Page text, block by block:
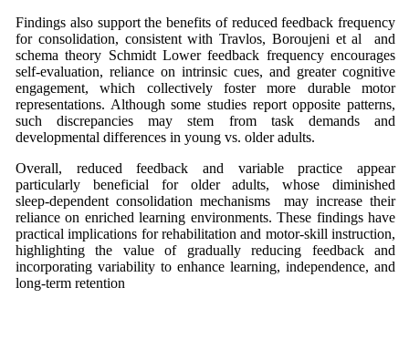
Findings also support the benefits of reduced feedback frequency
for consolidation, consistent with Travlos, Boroujeni et al and
schema theory Schmidt Lower feedback frequency encourages
self‑evaluation, reliance on intrinsic cues, and greater cognitive
engagement, which collectively foster more durable motor
representations. Although some studies report opposite patterns,
such discrepancies may stem from task demands and
developmental differences in young vs. older adults.
Overall, reduced feedback and variable practice appear
particularly beneficial for older adults, whose diminished
sleep‑dependent consolidation mechanisms may increase their
reliance on enriched learning environments. These findings have
practical implications for rehabilitation and motor‑skill instruction,
highlighting the value of gradually reducing feedback and
incorporating variability to enhance learning, independence, and
long‑term retention